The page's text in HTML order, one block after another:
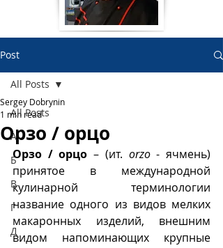
Post
All Posts
А
Б
В
Г
Д
All Posts
Орзо / орцо
Sergey Dobrynin
1 min read
Орзо / орцо – (ит. orzo - ячмень)
принятое в международной
кулинарной терминологии
название одного из видов мелких
макаронных изделий, внешним
видом напоминающих крупные